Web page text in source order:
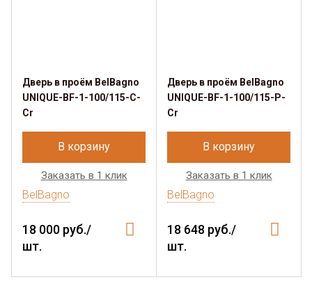
Дверь в проём BelBagno
UNIQUE-BF-1-100/115-C-
Cr
В корзину
Заказать в 1 клик
BelBagno
18 000 руб./
шт.
Дверь в проём BelBagno
UNIQUE-BF-1-100/115-P-
Cr
В корзину
Заказать в 1 клик
BelBagno
18 648 руб./
шт.